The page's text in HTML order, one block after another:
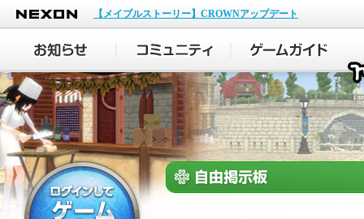
NEXON
【メイプルストーリー】CROWNアップデート